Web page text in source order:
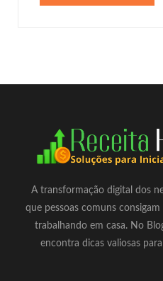
A transformação digital dos
que pessoas comuns
trabalhando em casa. No
encontra dicas valiosas